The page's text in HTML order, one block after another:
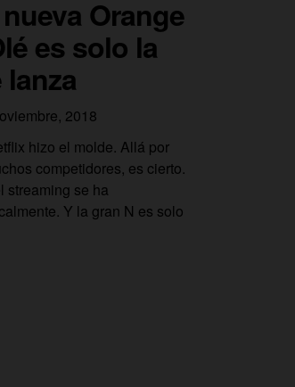
Orange
es solo la
2018
hizo el molde. Allá por
competidores, es cierto.
streaming se ha
Y la gran N es solo